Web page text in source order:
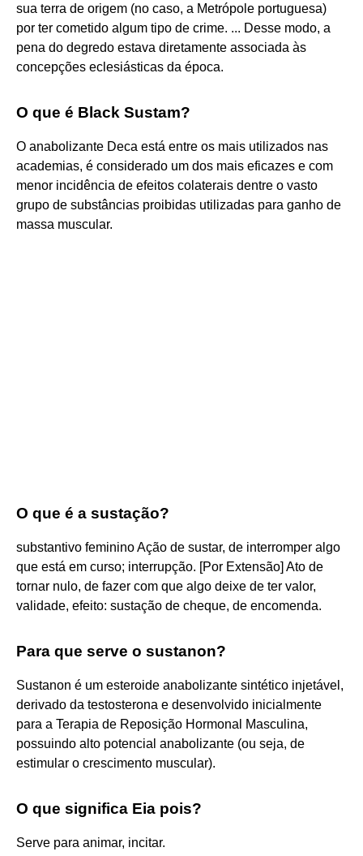
sua terra de origem (no caso, a Metrópole portuguesa)
por ter cometido algum tipo de crime. ... Desse modo, a
pena do degredo estava diretamente associada às
concepções eclesiásticas da época.
O que é Black Sustam?
O anabolizante Deca está entre os mais utilizados nas
academias, é considerado um dos mais eficazes e com
menor incidência de efeitos colaterais dentre o vasto
grupo de substâncias proibidas utilizadas para ganho de
massa muscular.
O que é a sustação?
substantivo feminino Ação de sustar, de interromper algo
que está em curso; interrupção. [Por Extensão] Ato de
tornar nulo, de fazer com que algo deixe de ter valor,
validade, efeito: sustação de cheque, de encomenda.
Para que serve o sustanon?
Sustanon é um esteroide anabolizante sintético injetável,
derivado da testosterona e desenvolvido inicialmente
para a Terapia de Reposição Hormonal Masculina,
possuindo alto potencial anabolizante (ou seja, de
estimular o crescimento muscular).
O que significa Eia pois?
Serve para animar, incitar.